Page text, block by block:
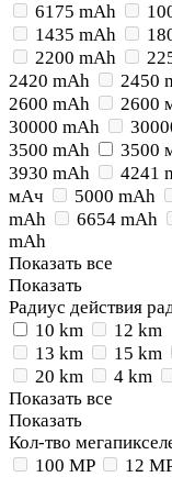
6175 mAh
1435 mAh
2200 mAh
2420 mAh
2450
2600 mAh
2600
30000 mAh
3500 mAh
3500
3930 mAh
4241
мАч
5000 mAh
mAh
6654 mAh
mAh
Показать все
Показать
Радиус действия
10 km
12 km
13 km
15 km
20 km
4 km
Показать все
Показать
Кол-тво
100 MP
12